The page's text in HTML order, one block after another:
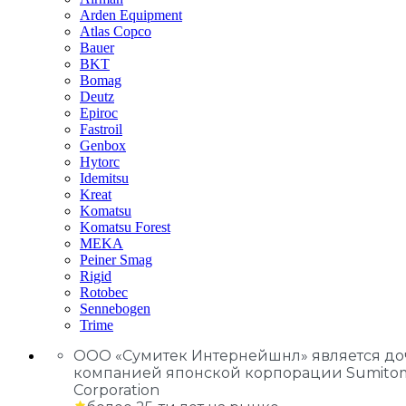
Arden Equipment
Atlas Сopco
Bauer
BKT
Bomag
Deutz
Epiroc
Fastroil
Genbox
Hytorc
Idemitsu
Kreat
Komatsu
Komatsu Forest
MEKA
Peiner Smag
Rigid
Rotobec
Sennebogen
Trime
ООО «Сумитек Интернейшнл» является
компанией японской корпорации
Corporation